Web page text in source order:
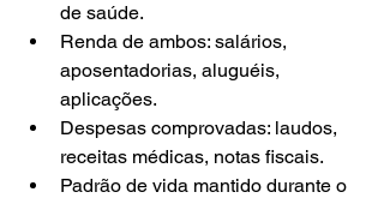
de saúde.
Renda de ambos: salários,
aposentadorias, aluguéis,
aplicações.
Despesas comprovadas: laudos,
receitas médicas, notas fiscais.
Padrão de vida mantido durante o